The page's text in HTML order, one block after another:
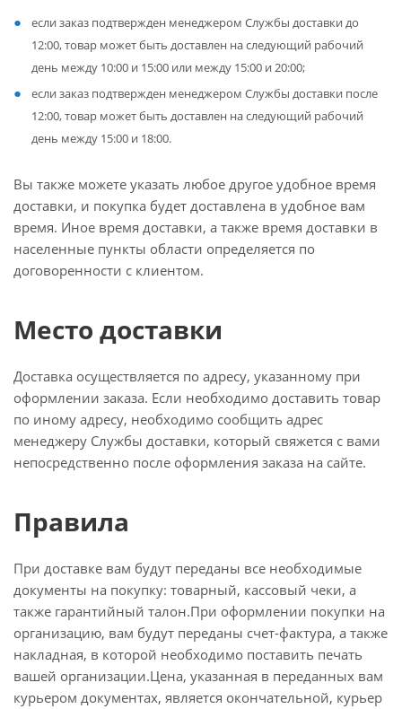
если заказ подтвержден менеджером Службы доставки до
12:00, товар может быть доставлен на следующий рабочий
день между 10:00 и 15:00 или между 15:00 и 20:00;
если заказ подтвержден менеджером Службы доставки после
12:00, товар может быть доставлен на следующий рабочий
день между 15:00 и 18:00.
Вы также можете указать любое другое удобное время
доставки, и покупка будет доставлена в удобное вам
время. Иное время доставки, а также время доставки в
населенные пункты области определяется по
договоренности с клиентом.
Место доставки
Доставка осуществляется по адресу, указанному при
оформлении заказа. Если необходимо доставить товар
по иному адресу, необходимо сообщить адрес
менеджеру Службы доставки, который свяжется с вами
непосредственно после оформления заказа на сайте.
Правила
При доставке вам будут переданы все необходимые
документы на покупку: товарный, кассовый чеки, а
также гарантийный талон.При оформлении покупки на
организацию, вам будут переданы счет-фактура, а также
накладная, в которой необходимо поставить печать
вашей организации.Цена, указанная в переданных вам
курьером документах, является окончательной, курьер